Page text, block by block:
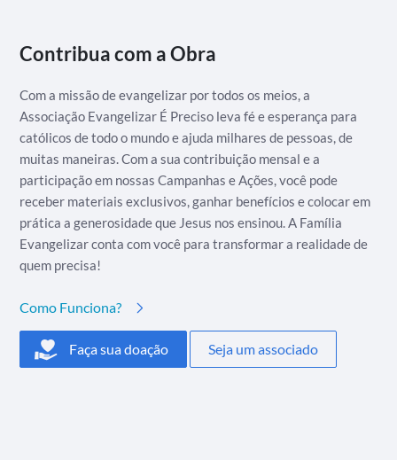
Contribua com a Obra
Com a missão de evangelizar por todos os meios, a
Associação Evangelizar É Preciso leva fé e esperança para
católicos de todo o mundo e ajuda milhares de pessoas, de
muitas maneiras. Com a sua contribuição mensal e a
participação em nossas Campanhas e Ações, você pode
receber materiais exclusivos, ganhar benefícios e colocar em
prática a generosidade que Jesus nos ensinou. A Família
Evangelizar conta com você para transformar a realidade de
quem precisa!
Como Funciona?
Faça sua doação Seja um associado